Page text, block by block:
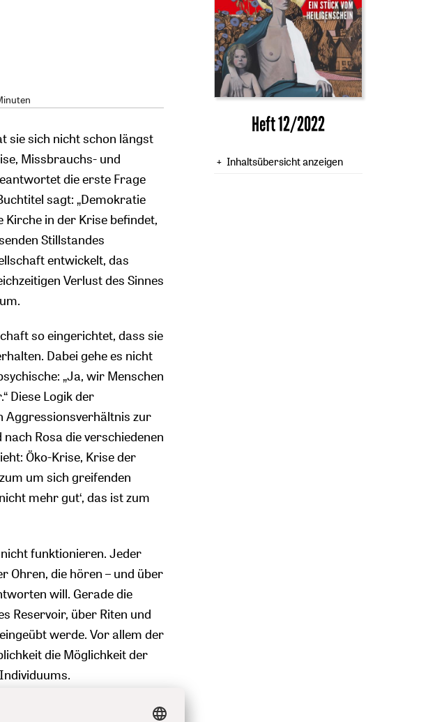
sie sich nicht schon längst
Missbrauchs- und
die erste Frage
sagt: „Demokratie
Kirche in der Krise befindet,
Stillstandes
entwickelt, das
Verlust des Sinnes
so eingerichtet, dass sie
Dabei gehe es nicht
„Ja, wir Menschen
Diese Logik der
Aggressionsverhältnis zur
Rosa die verschiedenen
Öko-Krise, Krise der
um sich greifenden
mehr gut‘, das ist zum
funktionieren. Jeder
Ohren, die hören – und über
will. Gerade die
Reservoir, über Riten und
werde. Vor allem der
die Möglichkeit der
zwar in der Krise,
Heft 12/2022
Inhaltsübersicht anzeigen